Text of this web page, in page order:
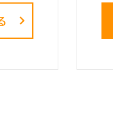
対
役
レ